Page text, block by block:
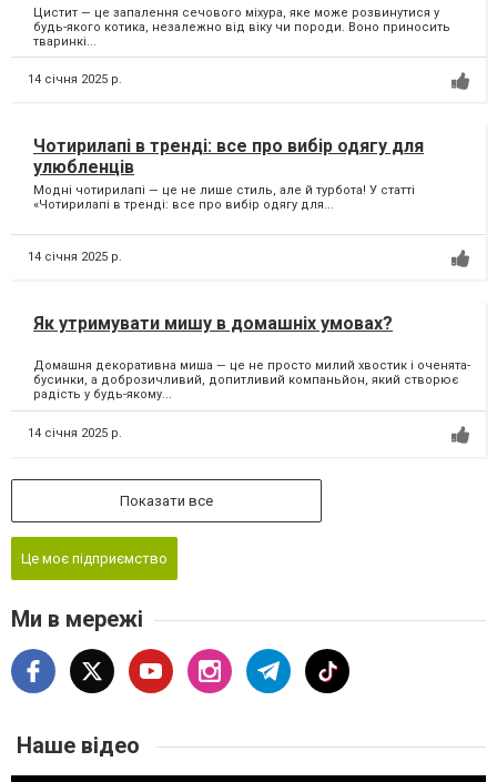
Цистит — це запалення сечового міхура, яке може розвинутися у
будь-якого котика, незалежно від віку чи породи. Воно приносить
тваринкі...
14 січня 2025 р.
Чотирилапі в тренді: все про вибір одягу для
улюбленців
Модні чотирилапі — це не лише стиль, але й турбота! У статті
«Чотирилапі в тренді: все про вибір одягу для...
14 січня 2025 р.
Як утримувати мишу в домашніх умовах?
Домашня декоративна миша — це не просто милий хвостик і оченята-
бусинки, а доброзичливий, допитливий компаньйон, який створює
радість у будь-якому...
14 січня 2025 р.
Показати все
Це моє підприємство
Ми в мережі
Наше відео